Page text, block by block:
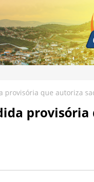
provisória que autoriza